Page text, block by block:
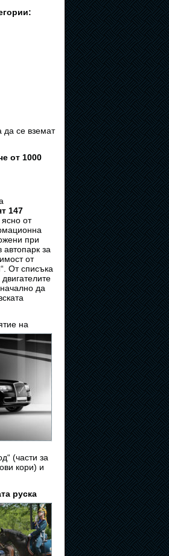
да се вземат
от 1000
147
ясно от
при
за
от
От списъка
да
на
(части за
кори) и
руска